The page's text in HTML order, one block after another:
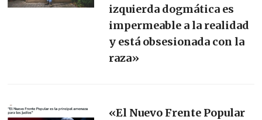
izquierda dogmática es
impermeable a la realidad
y está obsesionada con la
raza»
«El Nuevo Frente Popular